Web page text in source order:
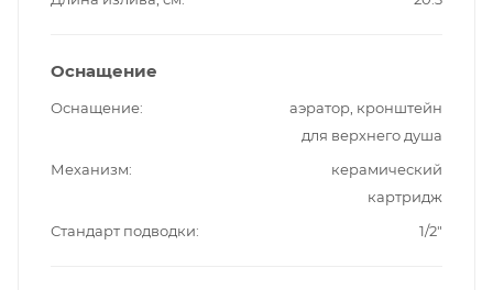
Оснащение
Оснащение
аэратор, кронштейн
для верхнего душа
Механизм
керамический
картридж
Стандарт подводки
1/2"